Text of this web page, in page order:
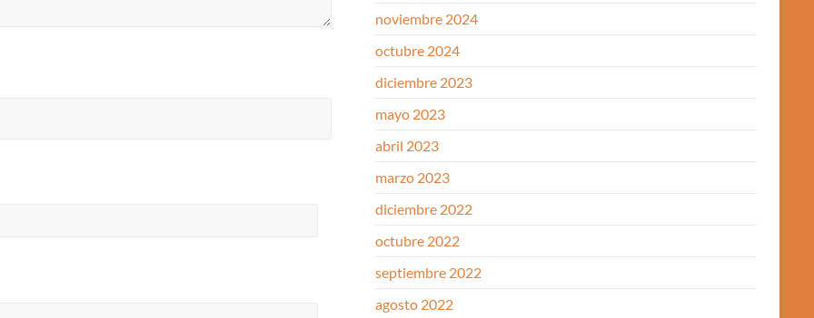
noviembre 2024
octubre 2024
diciembre 2023
mayo 2023
abril 2023
marzo 2023
diciembre 2022
octubre 2022
septiembre 2022
agosto 2022